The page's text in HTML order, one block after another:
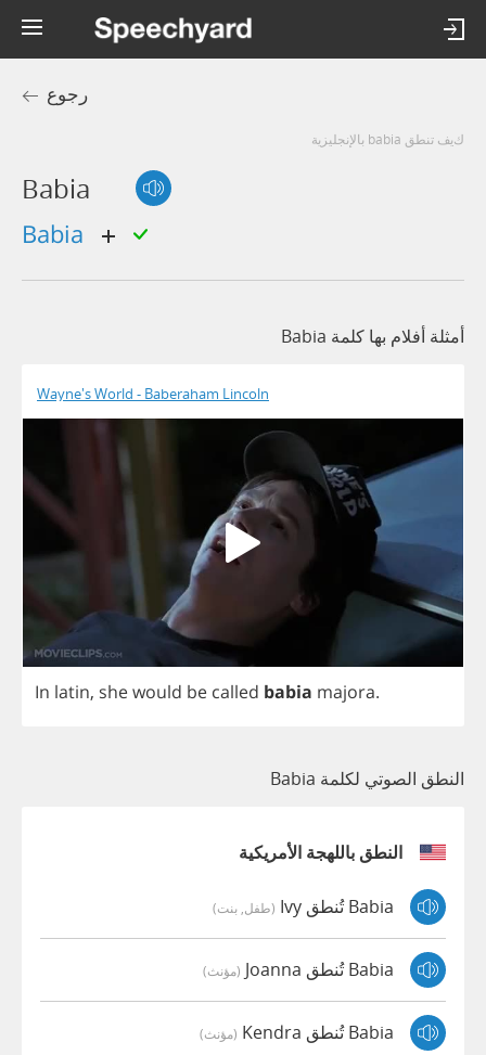
رجوع
كيف تنطق babia بالإنجليزية
Babia
babia
أمثلة أفلام بها كلمة Babia
Wayne's World - Baberaham Lincoln
In latin, shewould be called babia majora.
النطق الصوتي لكلمة Babia
النطق باللهجة الأمريكية
Babia تُنطق Ivy (طفل, بنت)
Babia تُنطق Joanna (مؤنث)
Babia تُنطق Kendra (مؤنث)